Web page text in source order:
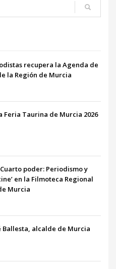
recupera la Agenda de
la Región de Murcia
Feria Taurina de Murcia 2026
poder: Periodismo y
en la Filmoteca Regional
Murcia
Ballesta, alcalde de Murcia